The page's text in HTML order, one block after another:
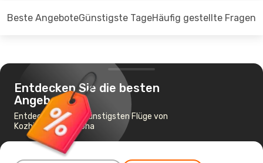
Beste AngeboteGünstigste TageHäufig gestellte Fragen
Entdecken Sie die besten
Angebote
Entdecken Sie die günstigsten Flüge von
Kozhikode nach Doha